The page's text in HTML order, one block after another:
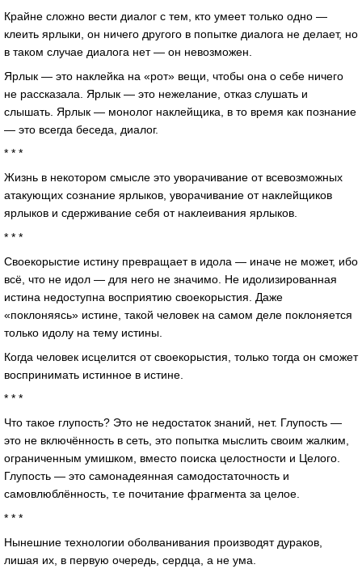
Крайне сложно вести диалог с тем, кто умеет только одно —
клеить ярлыки, он ничего другого в попытке диалога не делает, но
в таком случае диалога нет — он невозможен.
Ярлык — это наклейка на «рот» вещи, чтобы она о себе ничего
не рассказала. Ярлык — это нежелание, отказ слушать и
слышать. Ярлык — монолог наклейщика, в то время как познание
— это всегда беседа, диалог.
* * *
Жизнь в некотором смысле это уворачивание от всевозможных
атакующих сознание ярлыков, уворачивание от наклейщиков
ярлыков и сдерживание себя от наклеивания ярлыков.
* * *
Своекорыстие истину превращает в идола — иначе не может, ибо
всё, что не идол — для него не значимо. Не идолизированная
истина недоступна восприятию своекорыстия. Даже
«поклоняясь» истине, такой человек на самом деле поклоняется
только идолу на тему истины.
Когда человек исцелится от своекорыстия, только тогда он сможет
воспринимать истинное в истине.
* * *
Что такое глупость? Это не недостаток знаний, нет. Глупость —
это не включённость в сеть, это попытка мыслить своим жалким,
ограниченным умишком, вместо поиска целостности и Целого.
Глупость — это самонадеянная самодостаточность и
самовлюблённость, т.е почитание фрагмента за целое.
* * *
Нынешние технологии оболванивания производят дураков,
лишая их, в первую очередь, сердца, а не ума.